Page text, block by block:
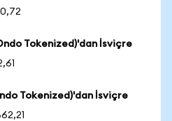
Tokenized)'dan İsviçre
Tokenized)'dan İsviçre